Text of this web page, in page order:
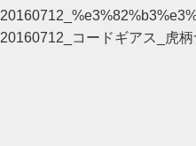
20160712_コードギアス_虎